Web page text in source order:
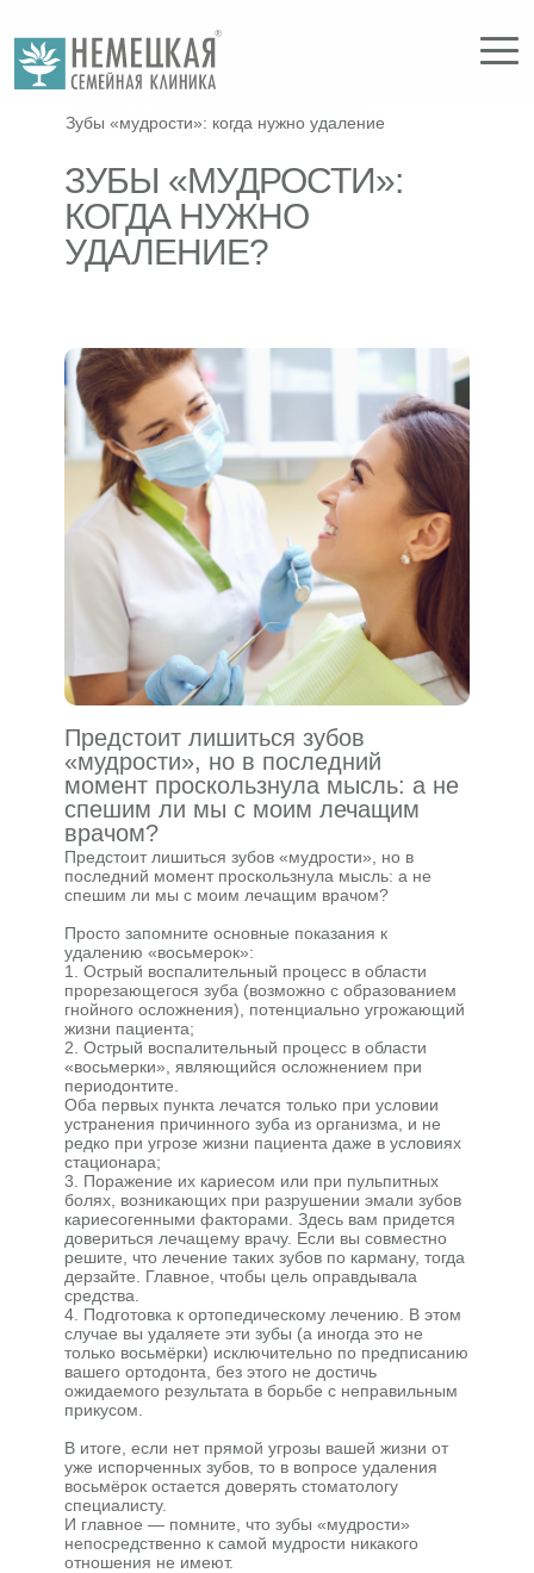
Зубы «мудрости»: когда нужно удаление
Статьи
Главная / /
ЗУБЫ «МУДРОСТИ»:
КОГДА НУЖНО
УДАЛЕНИЕ?
Предстоит лишиться зубов «мудрости», но в
последний момент проскользнула мысль: а не
спешим ли мы с моим лечащим врачом?
Просто запомните основные показания к
удалению «восьмерок»:
1. Острый воспалительный процесс в области
прорезающегося зуба (возможно с образованием
гнойного осложнения), потенциально угрожающий
жизни пациента;
2. Острый воспалительный процесс в области
«восьмерки», являющийся осложнением при
периодонтите.
Оба первых пункта лечатся только при условии
устранения причинного зуба из организма, и не
редко при угрозе жизни пациента даже в условиях
стационара;
3. Поражение их кариесом или при пульпитных
болях, возникающих при разрушении эмали зубов
кариесогенными факторами. Здесь вам придется
довериться лечащему врачу. Если вы совместно
решите, что лечение таких зубов по карману, тогда
дерзайте. Главное, чтобы цель оправдывала
средства.
4. Подготовка к ортопедическому лечению. В этом
случае вы удаляете эти зубы (а иногда это не
только восьмёрки) исключительно по предписанию
вашего ортодонта, без этого не достичь
ожидаемого результата в борьбе с неправильным
прикусом.
В итоге, если нет прямой угрозы вашей жизни от
уже испорченных зубов, то в вопросе удаления
восьмёрок остается доверять стоматологу
специалисту.
И главное — помните, что зубы «мудрости»
непосредственно к самой мудрости никакого
отношения не имеют.
Предстоит лишиться зубов
«мудрости», но в последний
момент проскользнула мысль: а не
спешим ли мы с моим лечащим
врачом?
МЕНЮ
стоматологии
Услуги и